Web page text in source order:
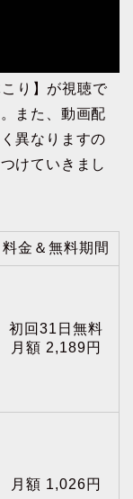
り】が視聴で
また、動画配
異なりますの
けていきまし
料金＆無料期間
初回31日無料
月額 2,189円
月額 1,026円